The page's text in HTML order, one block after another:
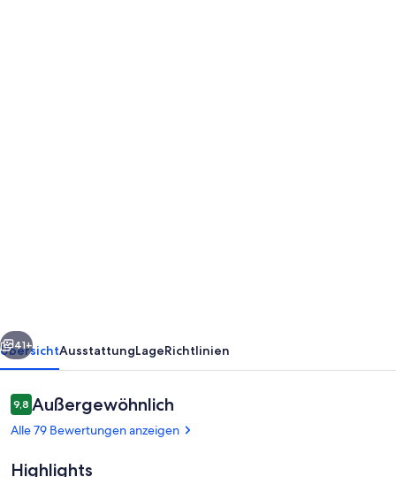
und
W-
Lan
auf
Weiter
41+
ÜbersichtAusstattungLageRichtlinien
Bewertungen
9,89,8 von 10.
Außergewöhnlich
Alle 79 Bewertungen anzeigen
Highlights